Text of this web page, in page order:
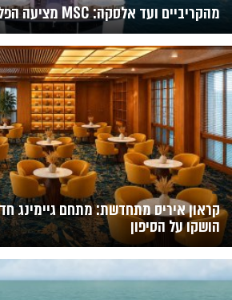
מהקריביים ועד אלסקה: MSC מציעה הפלגות החל מ-673 דולר
קראון איריס מתחדשת: מתחם גיימינג
הושקו על הסיפון